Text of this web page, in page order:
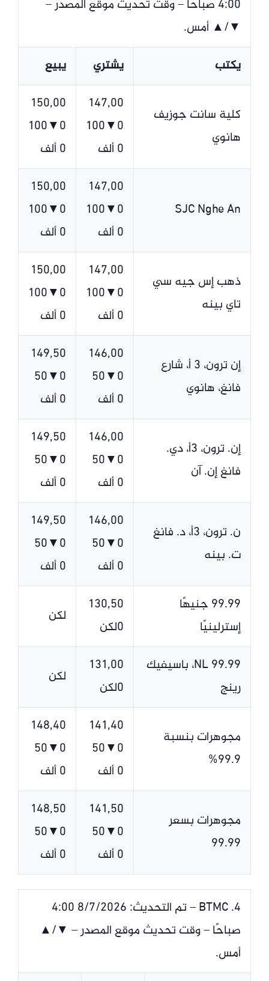
4:00 صباحًا – وقت تحديث موقع المصدر –
▼/▲ أمس.
يكتب
يشتري يبيع
كلية سانت جوزيف
هانوي
147,00
0▼100
0 ألف
150,00
0▼100
0 ألف
SJC Nghe An
147,00
0▼100
0 ألف
150,00
0▼100
0 ألف
ذهب إس جيه سي
تاي بينه
147,00
0▼100
0 ألف
150,00
0▼100
0 ألف
إن ترون، 3 أ، شارع
فانغ، هانوي
146,00
0▼50
0 ألف
149,50
0▼50
0 ألف
إن. ترون، 3أ، دي.
فانغ إن. آن
146,00
0▼50
0 ألف
149,50
0▼50
0 ألف
ن. ترون، 3أ، د. فانغ
ت. بينه
146,00
0▼50
0 ألف
149,50
0▼50
0 ألف
99.99 جنيهًا
إسترلينيًا
130,50
0لكن
لكن
NL 99.99، باسيفيك
رينج
131,00
0لكن
لكن
مجوهرات بنسبة
99.9%
141,40
0▼50
0 ألف
148,40
0▼50
0 ألف
مجوهرات بسعر
99.99
141,50
0▼50
0 ألف
148,50
0▼50
0 ألف
4. BTMC – تم التحديث: 8/7/2026 4:00
صباحًا – وقت تحديث موقع المصدر – ▼/▲
أمس.